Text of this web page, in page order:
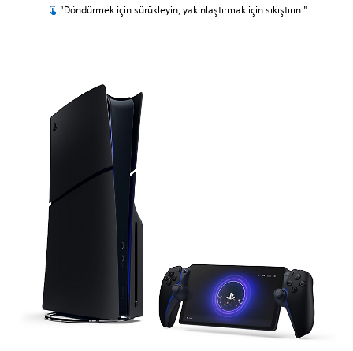
"Döndürmek için sürükleyin, yakınlaştırmak için sıkıştırın "